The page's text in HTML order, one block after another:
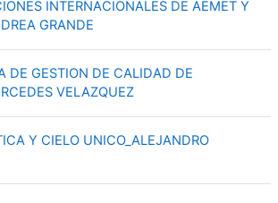
INTERNACIONALES DE AEMET Y
GRANDE
DE GESTION DE CALIDAD DE
VELAZQUEZ
Y CIELO UNICO_ALEJANDRO